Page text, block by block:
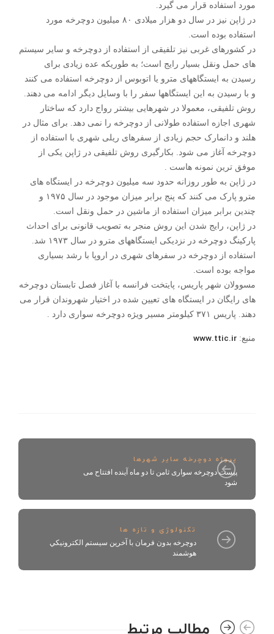
مورد استفاده قرار می گیرد.
در ژاپن نیز در سال دو هزار میلادی ۸۰ میلیون دوچرخه مورد
استفاده بوده است.
در کشورهای غربی نیز تلفیقی از استفاده از دوچرخه و سایر سیستم
های حمل ونقل بسیار رایج است؛ به طوریکه عده زیادی برای
رسیدن به ایستگاههای مترو یا اتوبوس از دوچرخه استفاده می کنند
و با رسیدن به این ایستگاهها سفر را با وسایل دیگر ادامه می دهند.
روش تلفیقی، معمولا در شهرهایی بیشتر رواج دارد که ساختار
شهری اجازه استفاده طولانی از دوچرخه را نمی دهد. برای مثال در
هلند و دانمارک حجم زیادی از سفرهای ریلی شهری با استفاده از
دوچرخه آغاز می شود. بکارگیری روش تلفیقی در ژاپن یکی از
موفق ترین نمونه هاست .
در ژاپن به طور روزانه حدود سه میلیون دوچرخه در ایستگاه های
مترو پارک می کنند که پنج برابر میزان موجود در سال ۱۹۷۵ و
چندین برابر میزان استفاده از ماشین در حمل ونقل است.
در ژاپن، رایج شدن این روش منجر به تصویب قانونی برای احداث
پارکینگ دوچرخه در نزدیکی ایستگاههای مترو در سال ۱۹۷۳ شد.
استفاده از دوچرخه در سفرهای شهری در اروپا با رشد بسیاری
مواجه بوده است.
مسوولان شهر پاریس، پایتخت فرانسه با آغاز فصل تابستان دوچرخه
های رایگان در ایستگاه های تعیین شده در اختیار شهروندان قرار می
دهند. پاریس ۳۷۱ کیلومتر مسیر ویژه دوچرخه سواری دارد .
منبع: www.ttic.ir
پروژه دوچرخه سایر شهرها
پیست دوچرخه سواری ثامن تا دو ماه آینده افتتاح می
شود
تکنولوژی و تازه ها
دوچرخه بدون فرمان با آخرين سيستم‌ الكترونيكي
هوشمند
مطالب مرتبط